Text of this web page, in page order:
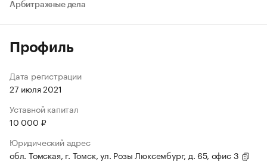
Арбитражные дела
Профиль
Дата регистрации
27 июля 2021
Уставной капитал
10 000 ₽
Юридический адрес
обл. Томская, г. Томск, ул. Розы Люксембург, д. 65, офис 3